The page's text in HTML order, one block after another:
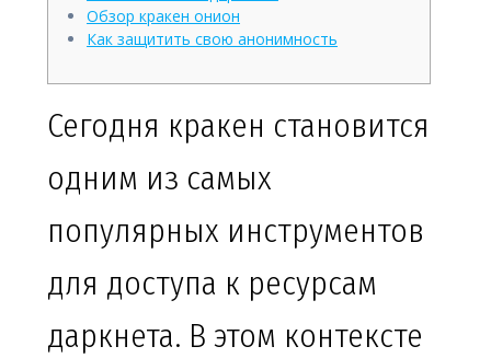
Обзор кракен онион
Как защитить свою анонимность
Сегодня кракен становится
одним из самых
популярных инструментов
для доступа к ресурсам
даркнета. В этом контексте